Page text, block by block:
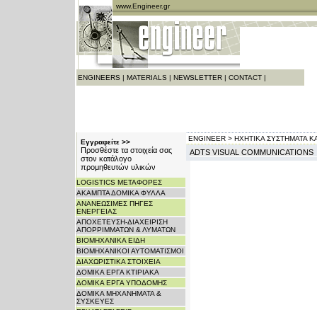
www.Engineer.gr
ENGINEERS | MATERIALS | NEWSLETTER| CONTACT|
Εγγραφείτε >>
Προσθέστε τα στοιχεία σας
στον κατάλογο
προμηθευτών υλικών
LOGISTICS ΜΕΤΑΦΟΡΕΣ
ΑΚΑΜΠΤΑ ΔΟΜΙΚΑ ΦΥΛΛΑ
ΑΝΑΝΕΩΣΙΜΕΣ ΠΗΓΕΣ
ΕΝΕΡΓΕΙΑΣ
ΑΠΟΧΕΤΕΥΣΗ-ΔΙΑΧΕΙΡΙΣΗ
ΑΠΟΡΡΙΜΜΑΤΩΝ & ΛΥΜΑΤΩΝ
ΒΙΟΜΗΧΑΝΙΚΑ ΕΙΔΗ
ΒΙΟΜΗΧΑΝΙΚΟΙ ΑΥΤΟΜΑΤΙΣΜΟΙ
ΔΙΑΧΩΡΙΣΤΙΚΑ ΣΤΟΙΧΕΙΑ
ΔΟΜΙΚΑ ΕΡΓΑ ΚΤΙΡΙΑΚΑ
ΔΟΜΙΚΑ ΕΡΓΑ ΥΠΟΔΟΜΗΣ
ΔΟΜΙΚΑ ΜΗΧΑΝΗΜΑΤΑ &
ΣΥΣΚΕΥΕΣ
ENGINEER > ΗΧΗΤΙΚΑ ΣΥΣΤΗΜΑΤΑ
ADTS VISUAL COMMUNICATIONS